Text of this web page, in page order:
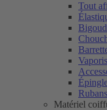
Tout
Matériel